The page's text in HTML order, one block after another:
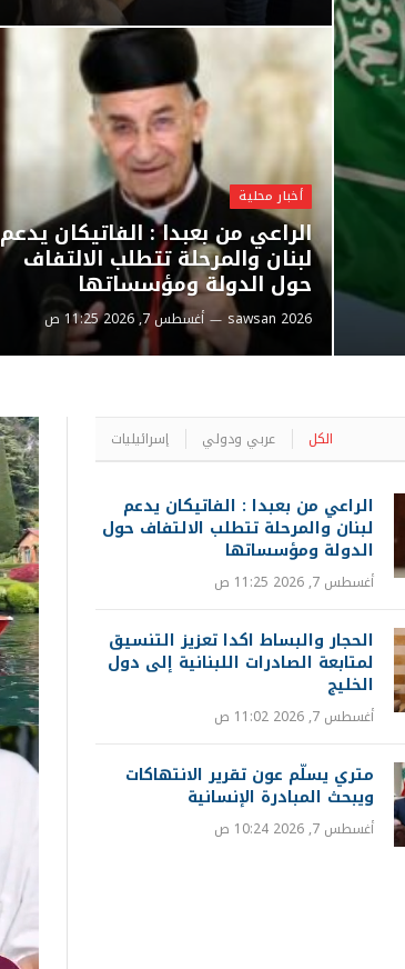
أخبار محلية
الراعي من بعبدا : الفاتيكان يدعم
لبنان والمرحلة تتطلب الالتفاف
حول الدولة ومؤسساتها
sawsan 2026 أغسطس 7, 2026 11:25 ص
الكل عربي ودولي إسرائيليات
الراعي من بعبدا : الفاتيكان يدعم
لبنان والمرحلة تتطلب الالتفاف حول
الدولة ومؤسساتها
أغسطس 7, 2026 11:25 ص
الحجار والبساط اكدا تعزيز التنسيق
لمتابعة الصادرات اللبنانية إلى دول
الخليج
أغسطس 7, 2026 11:02 ص
متري يسلّم عون تقرير الانتهاكات
ويبحث المبادرة الإنسانية
أغسطس 7, 2026 10:24 ص